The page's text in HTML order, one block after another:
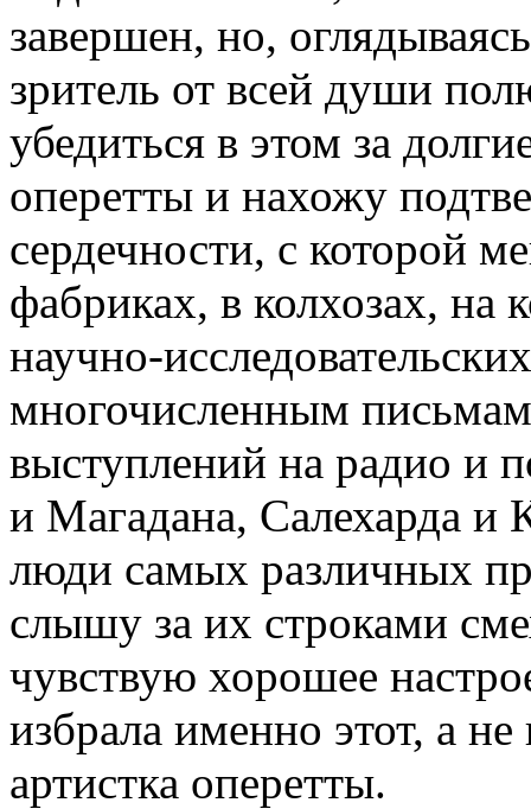
завершен, но,
зритель от всей души
убедиться в этом за
оперетты и нахожу
сердечности, с которой
фабриках, в колхозах, на
научно-
многочисленным
выступлений на радио и
и Магадана, Салехарда
люди самых различных
слышу за их строками
чувствую хорошее
избрала именно этот, а
артистка оперетты.